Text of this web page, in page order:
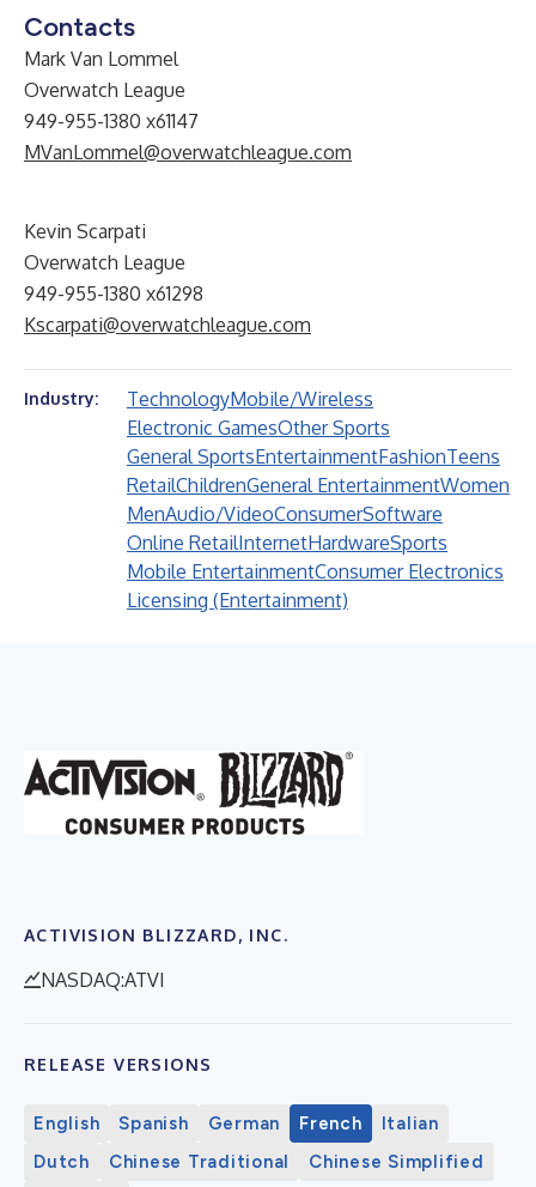
Contacts
Mark Van Lommel
Overwatch League
949-955-1380 x61147
MVanLommel@overwatchleague.com
Kevin Scarpati
Overwatch League
949-955-1380 x61298
Kscarpati@overwatchleague.com
Industry: TechnologyMobile/Wireless
Electronic GamesOther Sports
General SportsEntertainmentFashionTeens
RetailChildrenGeneral EntertainmentWomen
MenAudio/VideoConsumerSoftware
Online RetailInternetHardwareSports
Mobile EntertainmentConsumer Electronics
Licensing (Entertainment)
ACTIVISION BLIZZARD, INC.
NASDAQ:ATVI
RELEASE VERSIONS
English Spanish German French
Italian
Dutch
Chinese Traditional
Chinese Simplified